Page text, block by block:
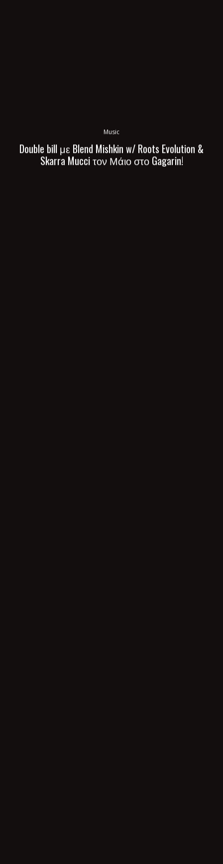
Music
Double bill με Blend Mishkin w/ Roots Evolution &
Skarra Mucci τον Μάιο στο Gagarin!